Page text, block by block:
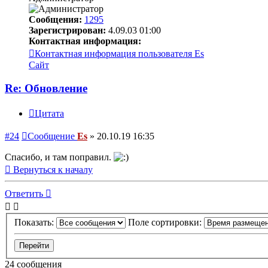
Сообщения: 1295
Зарегистрирован: 4.09.03 01:00
Контактная информация:
Контактная информация пользователя Es
Сайт
Re: Обновление
Цитата
#24 Сообщение Es » 20.10.19 16:35
Спасибо, и там поправил.
Вернуться к началу
Ответить
Показать: Поле сортировки:
24 сообщения